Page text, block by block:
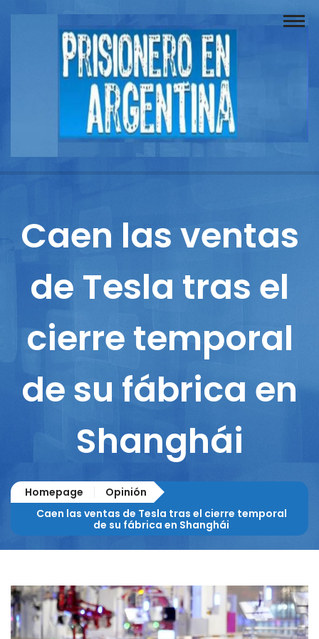
Buscador
Documentos
Reportajes
Columnistas
Caen las ventas
de Tesla tras el
cierre temporal
de su fábrica en
Shanghái
Homepage
Opinión
Caen las ventas de Tesla tras el cierre temporal
de su fábrica en Shanghái